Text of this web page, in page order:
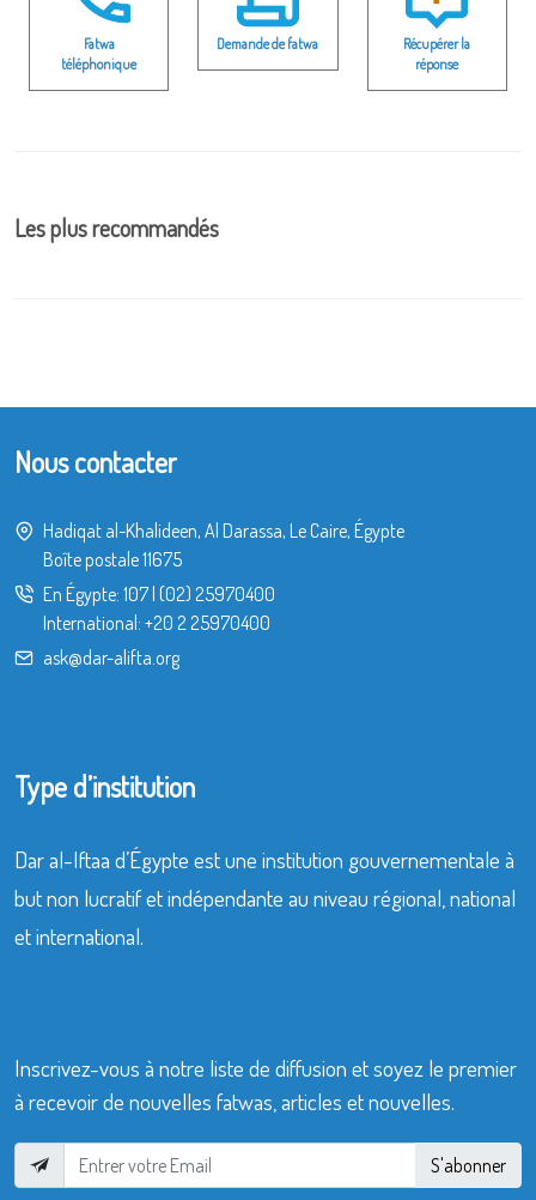
Fatwa
téléphonique
Demande de fatwa
Récupérer la
réponse
Les plus recommandés
Nous contacter
Hadiqat al-Khalideen, Al Darassa, Le Caire, Égypte
Boîte postale 11675
En Égypte: 107| (02) 25970400
International: +20 2 25970400
ask@dar-alifta.org
Type d’institution
Dar al-Iftaa d’Égypte est une institution gouvernementale à
but non lucratif et indépendante au niveau régional, national
et international.
Inscrivez-vous à notre liste de diffusion et soyez le premier
à recevoir de nouvelles fatwas, articles et nouvelles.
S'abonner